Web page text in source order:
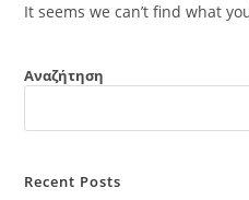
It seems we can’t find what
Αναζήτηση
Recent Posts